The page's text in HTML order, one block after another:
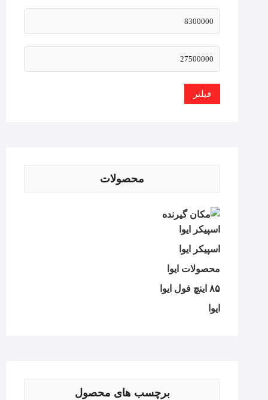
فیلتر
محصولات
اسپیکر ایوا
اسپیکر ایوا
محصولات ایوا
۸۵ اینچ فول ایوا
ایوا
برچسب های محصول